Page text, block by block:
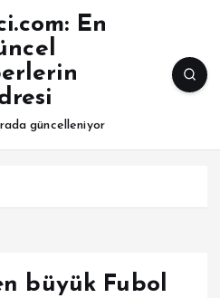
güncelleniyor
büyük Fubol